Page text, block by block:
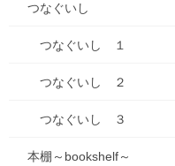
つなぐいし
つなぐいし １
つなぐいし ２
つなぐいし ３
本棚～bookshelf～